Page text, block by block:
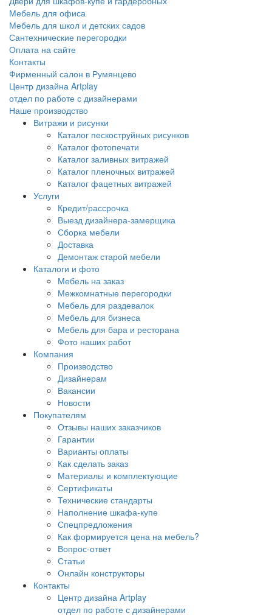
Мебель для офиса
Мебель для школ и детских садов
Сантехнические перегородки
Оплата на сайте
Контакты
Фирменный салон в Румянцево
Центр дизайна Artplay
отдел по работе с дизайнерами
Наше производство
Витражи и рисунки
Каталог пескоструйных рисунков
Каталог фотопечати
Каталог заливных витражей
Каталог пленочных витражей
Каталог фацетных витражей
Услуги
Кредит/рассрочка
Выезд дизайнера-замерщика
Сборка мебели
Доставка
Демонтаж старой мебели
Каталоги и фото
Мебель на заказ
Межкомнатные перегородки
Мебель для раздевалок
Мебель для бизнеса
Мебель для бара и ресторана
Фото наших работ
Компания
Производство
Дизайнерам
Вакансии
Новости
Покупателям
Отзывы наших заказчиков
Гарантии
Варианты оплаты
Как сделать заказ
Материалы и комплектующие
Сертификаты
Технические стандарты
Наполнение шкафа-купе
Спецпредложения
Как формируется цена на мебель?
Вопрос-ответ
Статьи
Онлайн конструкторы
Контакты
Центр дизайна Artplay
отдел по работе с дизайнерами